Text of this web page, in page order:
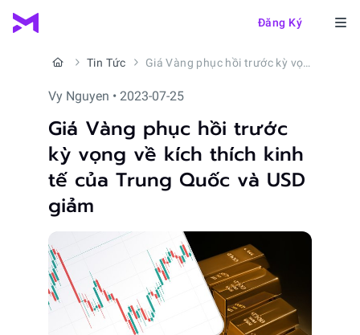
Đăng Ký
Tin Tức Giá Vàng phục hồi trước kỳ vọng về kích thích kinh tế của Trung Quốc và USD giảm
Vy Nguyen • 2023-07-25
Giá Vàng phục hồi trước
kỳ vọng về kích thích kinh
tế của Trung Quốc và USD
giảm